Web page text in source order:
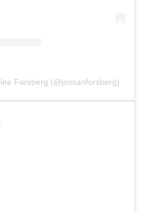
Forsberg (@jossanforsberg)